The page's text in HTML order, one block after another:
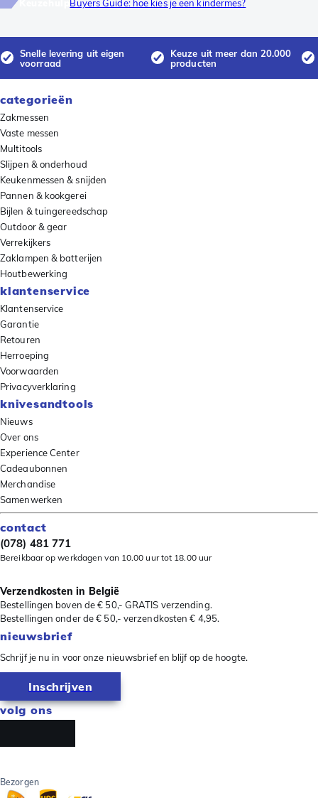
Buyers Guide: hoe kies je een kindermes?
Snelle levering uit eigen
voorraad
Keuze uit meer dan 20.000
producten
categorieën
Zakmessen
Vaste messen
Multitools
Slijpen & onderhoud
Keukenmessen & snijden
Pannen & kookgerei
Bijlen & tuingereedschap
Outdoor & gear
Verrekijkers
Zaklampen & batterijen
Houtbewerking
klantenservice
Klantenservice
Garantie
Retouren
Herroeping
Voorwaarden
Privacyverklaring
knivesandtools
Nieuws
Over ons
Experience Center
Cadeaubonnen
Merchandise
Samenwerken
contact
(078) 481 771
Bereikbaar op werkdagen van 10.00 uur tot 18.00 uur
Verzendkosten in België
Bestellingen boven de € 50,- GRATIS verzending.
Bestellingen onder de € 50,- verzendkosten € 4,95.
nieuwsbrief
Schrijf je nu in voor onze nieuwsbrief en blijf op de hoogte.
Inschrijven
volg ons
Bezorgen